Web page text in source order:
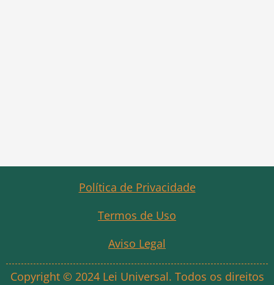
Política de Privacidade
Termos de Uso
Aviso Legal
Copyright © 2024 Lei Universal. Todos os direitos